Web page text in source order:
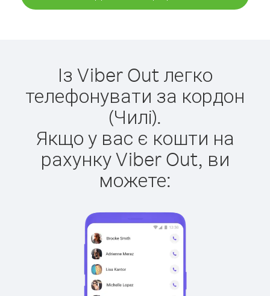
Із Viber Out легко
телефонувати за кордон
(Чилі).
Якщо у вас є кошти на
рахунку Viber Out, ви
можете: